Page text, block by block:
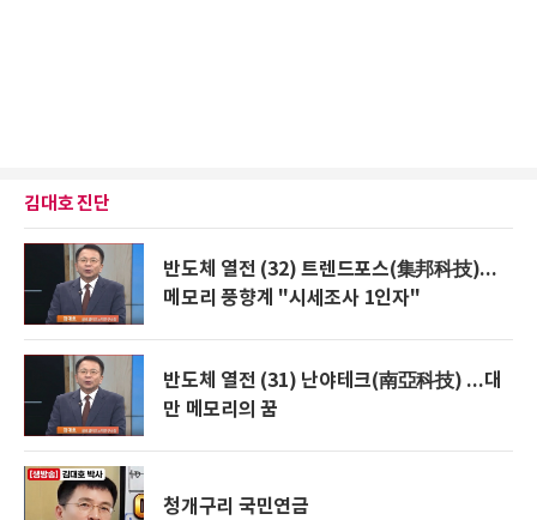
김대호 진단
반도체 열전 (32) 트렌드포스(集邦科技)...
메모리 풍향계 "시세조사 1인자"
반도체 열전 (31) 난야테크(南亞科技) ...대
만 메모리의 꿈
청개구리 국민연금